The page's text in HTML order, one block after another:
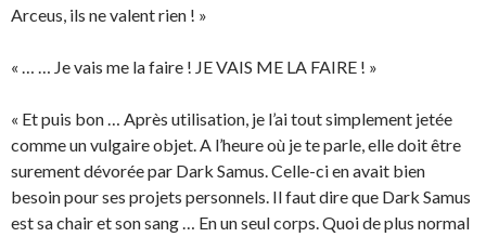
Arceus, ils ne valent rien ! »
« … … Je vais me la faire ! JE VAIS ME LA FAIRE ! »
« Et puis bon … Après utilisation, je l’ai tout simplement jetée
comme un vulgaire objet. A l’heure où je te parle, elle doit être
surement dévorée par Dark Samus. Celle-ci en avait bien
besoin pour ses projets personnels. Il faut dire que Dark Samus
est sa chair et son sang … En un seul corps. Quoi de plus normal